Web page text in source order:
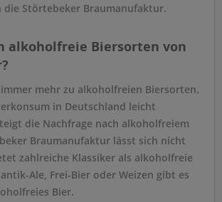
die Störtebeker Braumanufaktur.
alkoholfreie Biersorten von
mehr zu alkoholfreien Biersorten.
in Deutschland leicht
die Nachfrage nach alkoholfreiem
Braumanufaktur lässt sich nicht
zahlreiche Klassiker als alkoholfreie
Ale, Frei-Bier oder Weizen gibt es
Bier.